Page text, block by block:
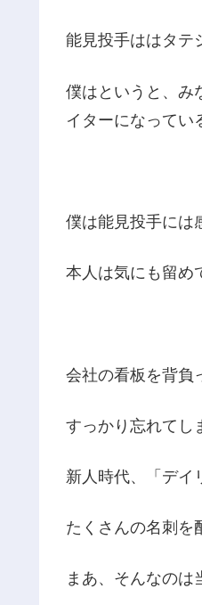
能見投手ははタテ
僕はというと、み
イターになってい
僕は能見投手には
本人は気にも留め
会社の看板を背負
すっかり忘れてし
新人時代、「デイ
たくさんの名刺を
まあ、そんなのは